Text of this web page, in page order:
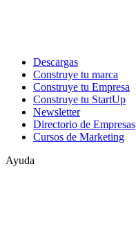
Descargas
Construye tu marca
Construye tu Empresa
Construye tu StartUp
Newsletter
Directorio de Empresas
Cursos de Marketing
Ayuda